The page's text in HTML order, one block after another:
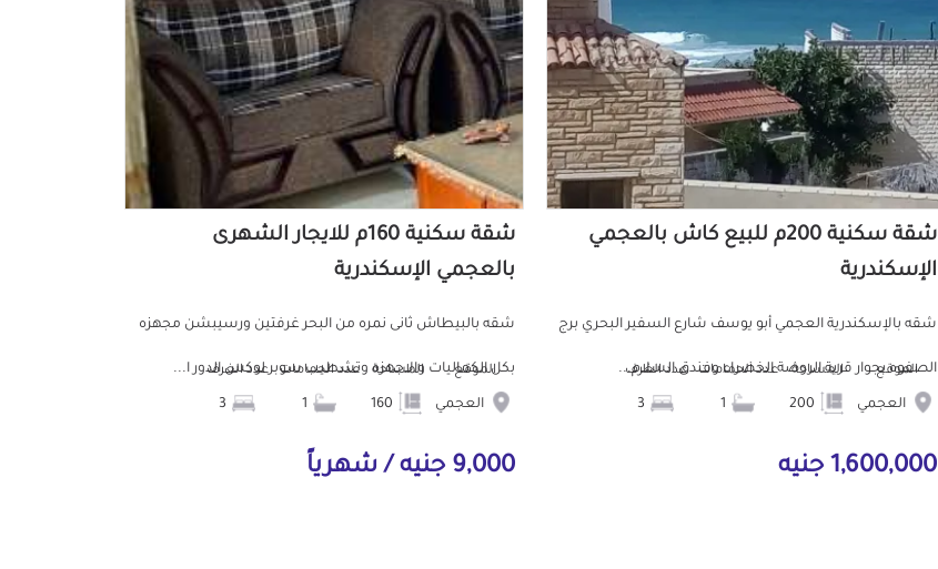
شقة سكنية 200م للبيع كاش بالعجمي
الإسكندرية
شقه بالإسكندرية العجمي أبو يوسف شارع السفير البحري برج
الصفوه بجوار قرية الروضة الخضراء وفندق السلام...
الموقع
العجمي
المساحة عدد الحمامات عدد الغرف
1,600,000 جنيه
شقة سكنية 160م للايجار الشهرى
بالعجمي الإسكندرية
شقه بالبيطاش ثانى نمره من البحر غرفتين ورسيبشن مجهزه
بكل الكماليات والاجهزه وتشطيب سوبر لوكس الدور ا...
الموقع
العجمي
المساحة عدد الحمامات عدد الغرف
9,000 جنيه / شهرياً